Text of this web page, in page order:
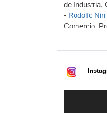
de Industria,
- Rodolfo
Comercio.